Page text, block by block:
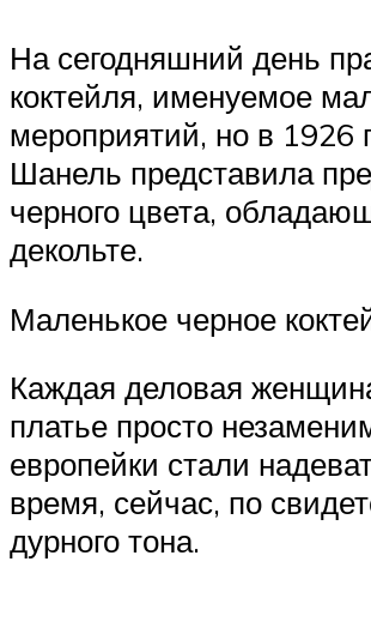
На сегодняшний день
коктейля, именуемое
мероприятий, но в 1926
Шанель представила
черного цвета,
декольте.
Маленькое черное
Каждая деловая
платье просто
европейки стали
время, сейчас, по
дурного тона.